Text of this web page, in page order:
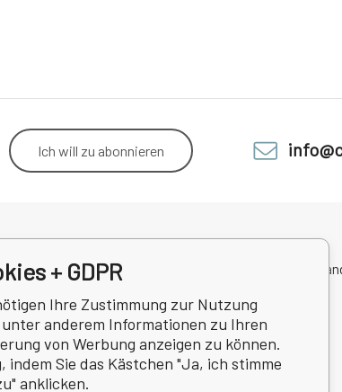
Ich will zu abonnieren
vom Vertrag
Betriebsadresse,
+ GDPR
Ihre Zustimmung zur Nutzung
anderem Informationen zu Ihren
von Werbung anzeigen zu können.
Sie das Kästchen "Ja, ich stimme
anklicken.